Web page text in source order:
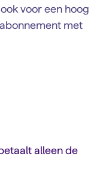
voor een hoog
met
alleen de